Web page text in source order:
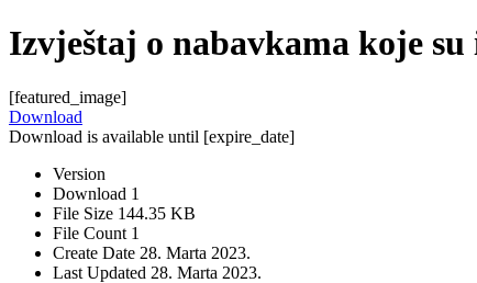
Izvještaj o nabavkama koje
[featured_image]
Download
Download is available until [expire_date]
Version
Download 1
File Size 144.35 KB
File Count 1
Create Date 28. Marta 2023.
Last Updated 28. Marta 2023.